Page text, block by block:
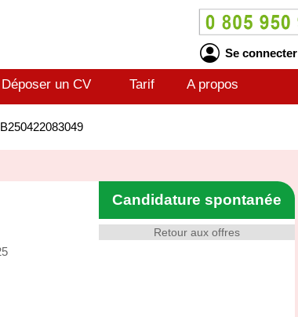
Se connecter
Déposer un CV Tarif A propos
Retour aux offres
Candidature spontanée